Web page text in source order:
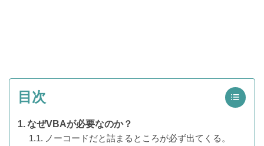
目次
なぜVBAが必要なのか？
ノーコードだと詰まるところが必ず出てくる。